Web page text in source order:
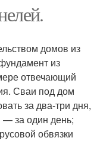
домов из
из
отвечающий
Сваи под дом
за два-три дня,
— за один день;
обвязки